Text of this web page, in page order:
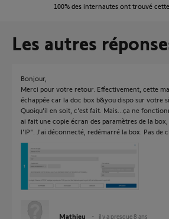
100% des internautes ont trouvé
Les autres
Bonjour,
Merci pour votre retour. Effectivement, cette
échappée car la doc box b&you dispo sur votre
Quoiqu'il en soit, c'est fait. Mais...ça ne
ai fait une copie écran des paramètres de la
l'IP". J'ai déconnecté, redémarré la box. Pas de
Mathieu il y a presque 8 ans